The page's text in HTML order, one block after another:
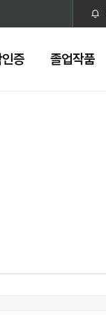
증 졸업작품